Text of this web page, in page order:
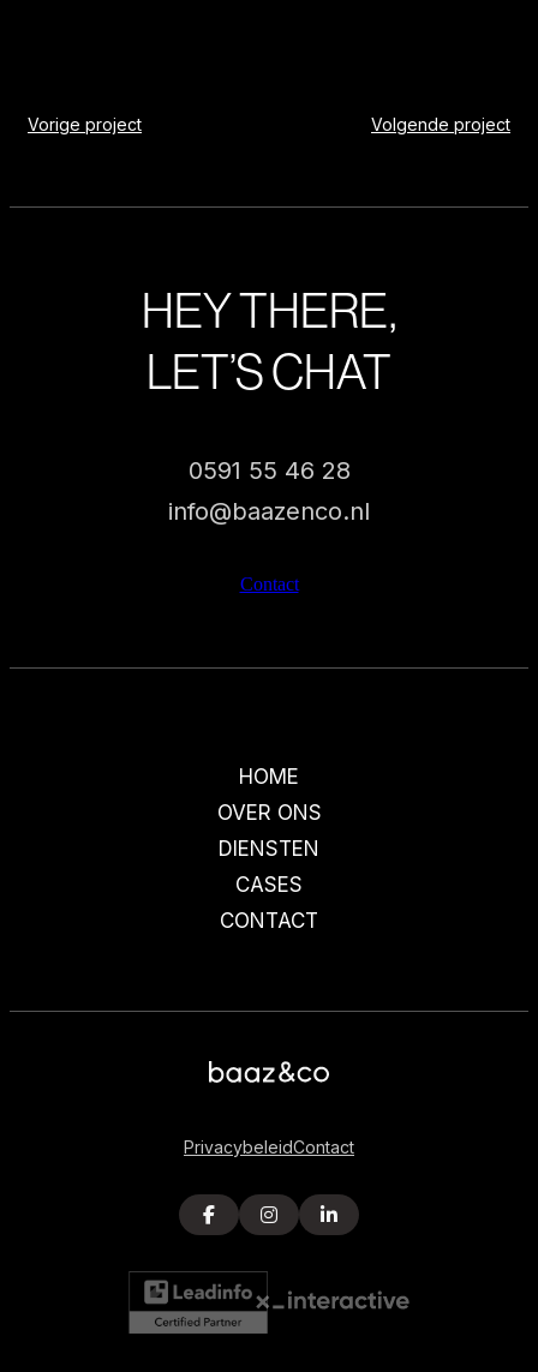
Vorige project Volgende project
HEY THERE,
LET’S CHAT
0591 55 46 28
info@baazenco.nl
Contact
HOME
OVER ONS
DIENSTEN
CASES
CONTACT
PrivacybeleidContact